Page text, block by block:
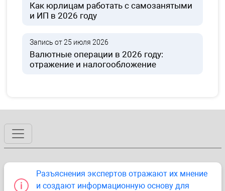
Как юрлицам работать с самозанятыми
и ИП в 2026 году
Запись от 25 июля 2026
Валютные операции в 2026 году:
отражение и налогообложение
Разъяснения экспертов отражают их мнение
и создают информационную основу для